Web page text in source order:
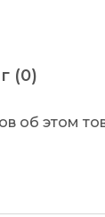
(0)
об этом